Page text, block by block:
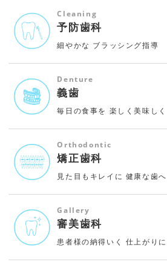
Cleaning
予防歯科
細やかな ブラッシング指導
Denture
義歯
毎日の食事を 楽しく美味しく
Orthodontic
矯正歯科
見た目もキレイに 健康な歯へ
Gallery
審美歯科
患者様の納得いく 仕上がりに